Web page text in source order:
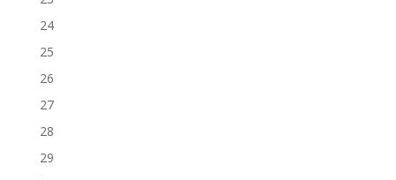
24
25
26
27
28
29